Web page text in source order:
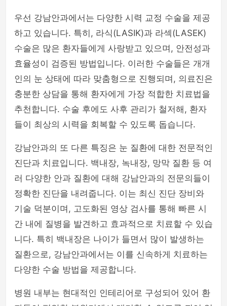
우선 강남안과에서는 다양한 시력 교정 수술을 제공
하고 있습니다. 특히, 라식(LASIK)과 라섹(LASEK)
수술은 많은 환자들에게 사랑받고 있으며, 안전성과
효율성이 검증된 방법입니다. 이러한 수술들은 개개
인의 눈 상태에 따라 맞춤형으로 진행되며, 의료진은
충분한 상담을 통해 환자에게 가장 적합한 치료법을
추천합니다. 수술 후에도 사후 관리가 철저해, 환자
들이 최상의 시력을 회복할 수 있도록 돕습니다.
강남안과의 또 다른 특징은 눈 질환에 대한 전문적인
진단과 치료입니다. 백내장, 녹내장, 망막 질환 등 여
러 다양한 안과 질환에 대해 강남안과의 전문의들이
정확한 진단을 내려줍니다. 이는 최신 진단 장비와
기술 덕분이며, 고도화된 영상 검사를 통해 빠른 시
간 내에 질병을 발견하고 효과적으로 치료할 수 있습
니다. 특히 백내장은 나이가 들면서 많이 발생하는
질환으로, 강남안과에서는 이를 신속하게 치료하는
다양한 수술 방법을 제공합니다.
병원 내부는 현대적인 인테리어로 구성되어 있어 환